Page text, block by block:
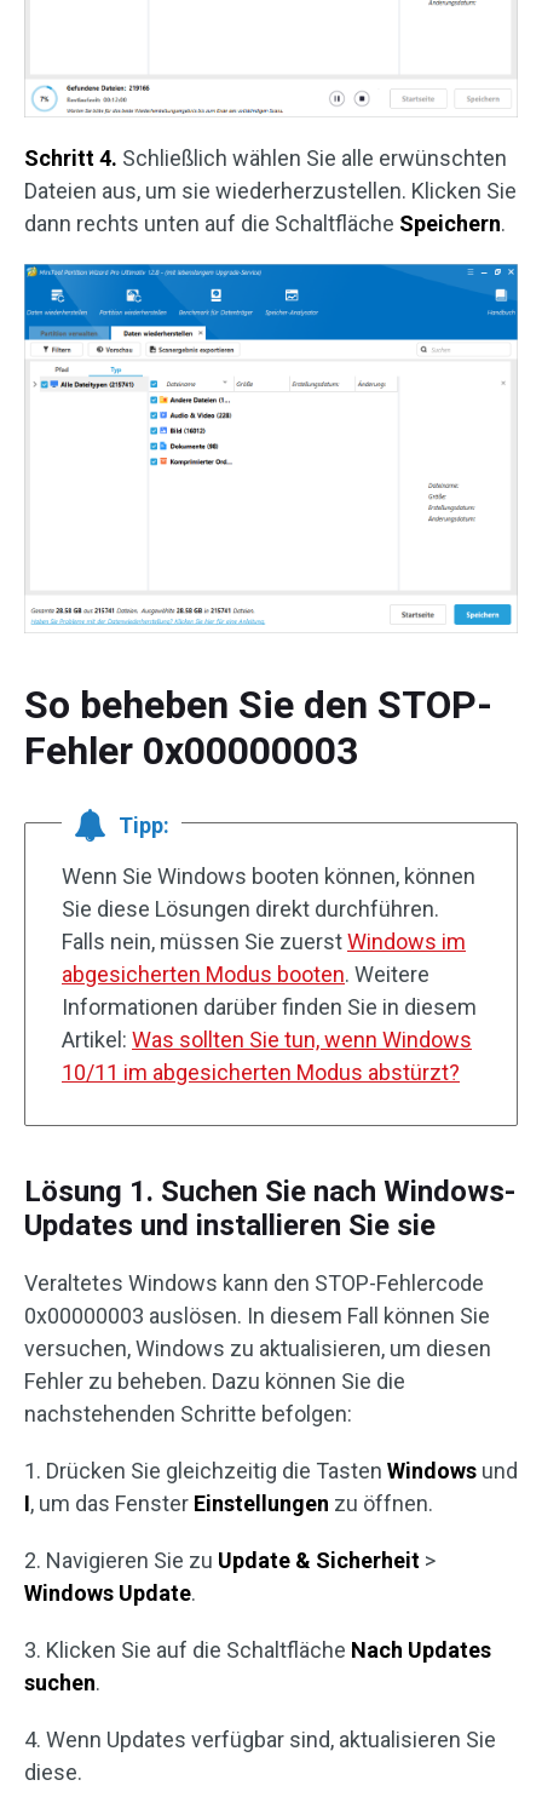
Schritt 4. Schließlich wählen Sie alle erwünschten
Dateien aus, um sie wiederherzustellen. Klicken Sie
dann rechts unten auf die Schaltfläche Speichern.
So beheben Sie den STOP-
Fehler 0x00000003
Tipp:
Wenn Sie Windows booten können, können
Sie diese Lösungen direkt durchführen.
Falls nein, müssen Sie zuerstWindows im
abgesicherten Modus booten. Weitere
Informationen darüber finden Sie in diesem
Artikel: Was sollten Sie tun, wenn Windows
10/11 im abgesicherten Modus abstürzt?
Lösung 1. Suchen Sie nach Windows-
Updates und installieren Sie sie
Veraltetes Windows kann den STOP-Fehlercode
0x00000003 auslösen. In diesem Fall können Sie
versuchen, Windows zu aktualisieren, um diesen
Fehler zu beheben. Dazu können Sie die
nachstehenden Schritte befolgen:
1. Drücken Sie gleichzeitig die Tasten Windows und
I, um das Fenster Einstellungen zu öffnen.
2. Navigieren Sie zu Update & Sicherheit >
Windows Update.
3. Klicken Sie auf die Schaltfläche Nach Updates
suchen.
4. Wenn Updates verfügbar sind, aktualisieren Sie
diese.